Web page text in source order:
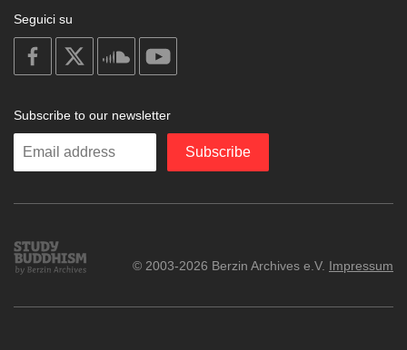
Seguici su
on
facebook
soundcloud
Subscribe to our newsletter
Enter
Subscribe
Study
Buddhism
© 2003-2026 Berzin Archives e.V. Impressum